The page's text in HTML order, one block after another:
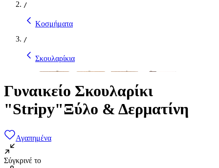
/
Κοσμήματα
/
Σκουλαρίκια
Γυναικείο Σκουλαρίκι
"Stripy"Ξύλο & Δερματίνη
Αγαπημένα
Σύγκρινέ το